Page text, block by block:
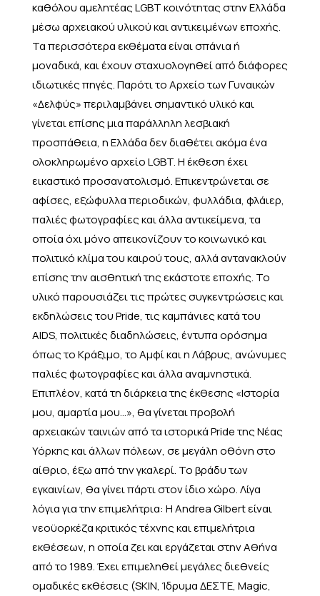
καθόλου αμελητέας LGBT κοινότητας στην Ελλάδα
μέσω αρχειακού υλικού και αντικειμένων εποχής.
Τα περισσότερα εκθέματα είναι σπάνια ή
μοναδικά, και έχουν σταχυολογηθεί από διάφορες
ιδιωτικές πηγές. Παρότι το Αρχείο των Γυναικών
«Δελφύς» περιλαμβάνει σημαντικό υλικό και
γίνεται επίσης μια παράλληλη λεσβιακή
προσπάθεια, η Ελλάδα δεν διαθέτει ακόμα ένα
ολοκληρωμένο αρχείο LGBT. Η έκθεση έχει
εικαστικό προσανατολισμό. Επικεντρώνεται σε
αφίσες, εξώφυλλα περιοδικών, φυλλάδια, φλάιερ,
παλιές φωτογραφίες και άλλα αντικείμενα, τα
οποία όχι μόνο απεικονίζουν το κοινωνικό και
πολιτικό κλίμα του καιρού τους, αλλά αντανακλούν
επίσης την αισθητική της εκάστοτε εποχής. Το
υλικό παρουσιάζει τις πρώτες συγκεντρώσεις και
εκδηλώσεις του Pride, τις καμπάνιες κατά του
AIDS, πολιτικές διαδηλώσεις, έντυπα ορόσημα
όπως το Κράξιμο, το Αμφί και η Λάβρυς, ανώνυμες
παλιές φωτογραφίες και άλλα αναμνηστικά.
Επιπλέον, κατά τη διάρκεια της έκθεσης «Ιστορία
μου, αμαρτία μου...», θα γίνεται προβολή
αρχειακών ταινιών από τα ιστορικά Pride της Νέας
Υόρκης και άλλων πόλεων, σε μεγάλη οθόνη στο
αίθριο, έξω από την γκαλερί. Το βράδυ των
εγκαινίων, θα γίνει πάρτι στον ίδιο χώρο. Λίγα
λόγια για την επιμελήτρια: Η Andrea Gilbert είναι
νεοϋορκέζα κριτικός τέχνης και επιμελήτρια
εκθέσεων, η οποία ζει και εργάζεται στην Αθήνα
από το 1989. Έχει επιμεληθεί μεγάλες διεθνείς
ομαδικές εκθέσεις (SKIN, Ίδρυμα ΔΕΣΤΕ, Magic,